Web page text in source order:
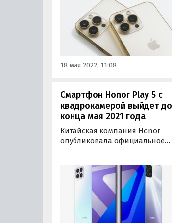
смартфонов, условно
именуемое iPhone 14. А вместе с
ними свет увидят и другие
мобильные новинки Apple, о
чем сообщает издание
Gizmochina, авторам которого
стала известна…
18 мая 2022, 11:08
Смартфон Honor Play 5 с
квадрокамерой выйдет до
конца мая 2021 года
Китайская компания Honor
опубликовала официальное
Новинка, получившая
сверхтонкий OLED-дисплей,
«квадрокамеру» и поддержку
5G, дебютирует на домашнем
рынке уже 18 мая «Сердце»